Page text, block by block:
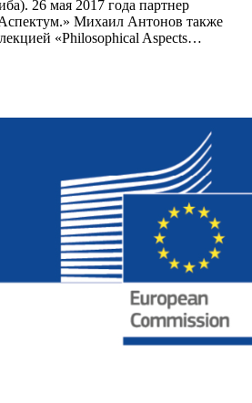
26 мая 2017 года партнер
Михаил Антонов также
«Philosophical Aspects…